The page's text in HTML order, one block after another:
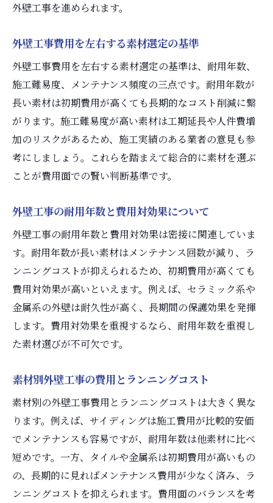
外壁工事を進められます。
外壁工事費用を左右する素材選定の基準
外壁工事費用を左右する素材選定の基準は、耐用年数、
施工難易度、メンテナンス頻度の三点です。耐用年数が
長い素材は初期費用が高くても長期的なコスト削減に繋
がります。施工難易度が高い素材は工期延長や人件費増
加のリスクがあるため、施工実績のある業者の意見も参
考にしましょう。これらを踏まえて総合的に素材を選ぶ
ことが費用面での賢い判断基準です。
外壁工事の耐用年数と費用対効果について
外壁工事の耐用年数と費用対効果は密接に関連していま
す。耐用年数が長い素材はメンテナンス回数が減り、ラ
ンニングコストが抑えられるため、初期費用が高くても
費用対効果が高いといえます。例えば、セラミック系や
金属系の外壁は耐久性が高く、長期間の保護効果を発揮
します。費用対効果を重視するなら、耐用年数を重視し
た素材選びが不可欠です。
素材別外壁工事の費用とランニングコスト
素材別の外壁工事費用とランニングコストは大きく異な
ります。例えば、サイディングは施工費用が比較的安価
でメンテナンスも容易ですが、耐用年数は他素材に比べ
短めです。一方、タイルや金属系は初期費用が高いもの
の、長期的に見ればメンテナンス費用が少なく済み、ラ
ンニングコストを抑えられます。費用面のバランスを考